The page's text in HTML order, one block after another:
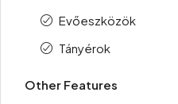
Evőeszközök
Tányérok
Other Features